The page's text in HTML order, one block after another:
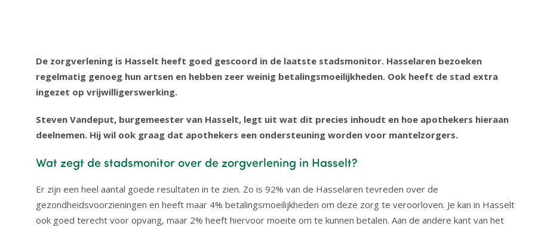
De zorgverlening is Hasselt heeft goed gescoord in de laatste stadsmonitor. Hasselaren bezoeken
regelmatig genoeg hun artsen en hebben zeer weinig betalingsmoeilijkheden. Ook heeft de stad extra
ingezet op vrijwilligerswerking.
Steven Vandeput, burgemeester van Hasselt, legt uit wat dit precies inhoudt en hoe apothekers hieraan
deelnemen. Hij wil ook graag dat apothekers een ondersteuning worden voor mantelzorgers.
Wat zegt de stadsmonitor over de zorgverlening in Hasselt?
Er zijn een heel aantal goede resultaten in te zien. Zo is 92% van de Hasselaren tevreden over de
gezondheidsvoorzieningen en heeft maar 4% betalingsmoeilijkheden om deze zorg te veroorloven. Je kan in Hasselt
ook goed terecht voor opvang, maar 2% heeft hiervoor moeite om te kunnen betalen. Aan de andere kant van het